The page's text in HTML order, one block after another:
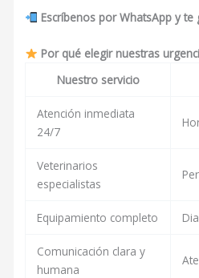
Escríbenos por WhatsApp y
Por qué elegir nuestras
Nuestro servicio
Atención inmediata
24/7
Veterinarios
especialistas
Equipamiento completo
Comunicación clara y
humana